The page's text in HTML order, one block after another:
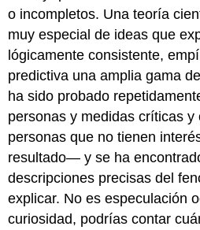
o incompletos. Una teoría
muy especial de ideas que
lógicamente consistente,
predictiva una amplia gama
ha sido probado
personas y medidas críticas
personas que no tienen
resultado— y se ha
descripciones precisas del
explicar. No es especulación
curiosidad, podrías contar